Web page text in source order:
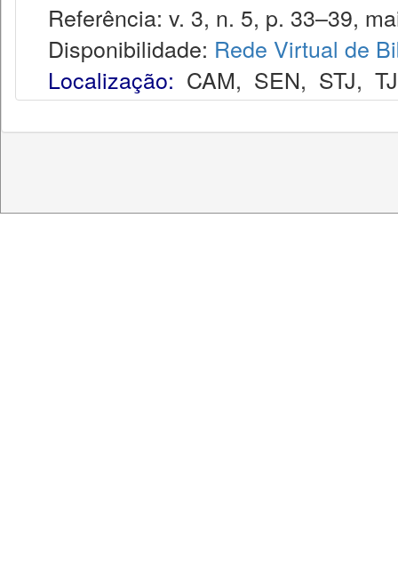
Referência: v. 3, n. 5, p. 33–39,
Disponibilidade: Rede Virtual de
Localização: CAM, SEN, STJ,